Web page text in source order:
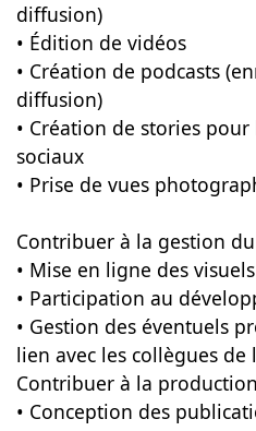
diffusion)
• Édition de vidéos
• Création de podcasts
diffusion)
• Création de stories
sociaux
• Prise de vues
Contribuer à la gestion
• Mise en ligne des
• Participation au
• Gestion des éventuels
lien avec les collègues de
Contribuer à la
• Conception des